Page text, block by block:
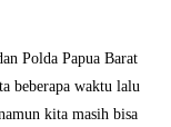
Polda Papua Barat
beberapa waktu lalu
kita masih bisa